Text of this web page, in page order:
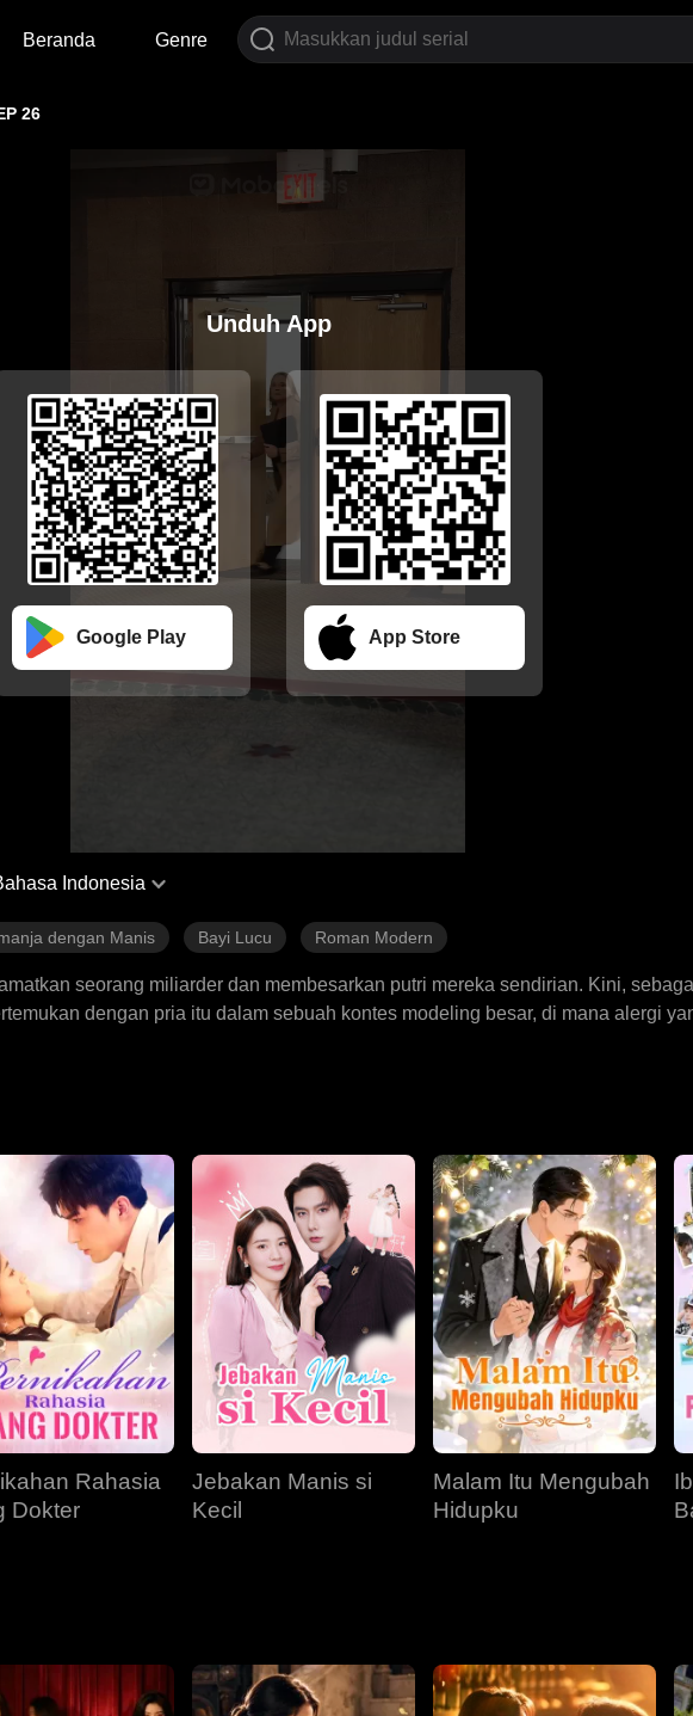
Beranda Genre
26
Unduh App
Google Play App Store
Indonesia
dengan Manis Bayi Lucu Roman Modern
seorang miliarder dan membesarkan putri mereka sendirian. Kini,
dengan pria itu dalam sebuah kontes modeling besar, di mana alergi
Rahasia
Dokter
Jebakan Manis si
Kecil
Malam Itu Mengubah
Hidupku